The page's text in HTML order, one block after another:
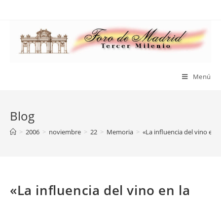
Menú
Blog
> 2006 > noviembre > 22 > Memoria > «La influencia del vino en
«La influencia del vino en la